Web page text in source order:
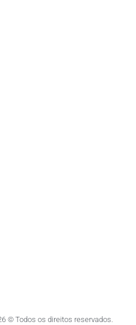
© Todos os direitos reservados.